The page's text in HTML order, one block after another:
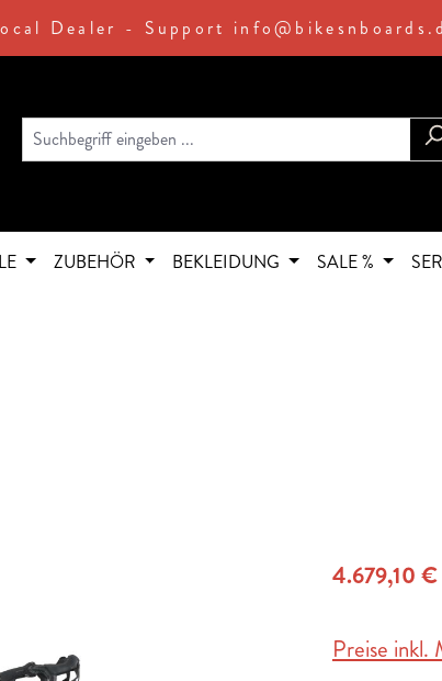
Dealer - Support
ZUBEHÖR BEKLEIDUNG SALE %
4.679,10 €
Preise inkl.